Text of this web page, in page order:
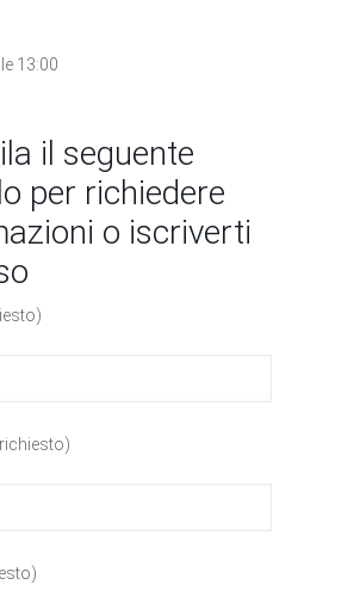
13:00
il seguente
per richiedere
o iscriverti